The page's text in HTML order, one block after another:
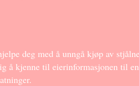
deg med å unngå kjøp av
kjenne til eierinformasjonen til